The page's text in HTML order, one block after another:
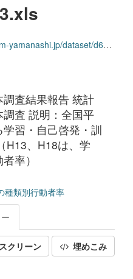
resource/7952d9c6-8043-4add-b579-4892a0af8f7e/download/edma03000_r3.xls
査結果報告 統計
査 説明：全国平
習・自己啓発・訓
H13、H18は、学
率）
種類別行動者率
クリーン 埋めこみ